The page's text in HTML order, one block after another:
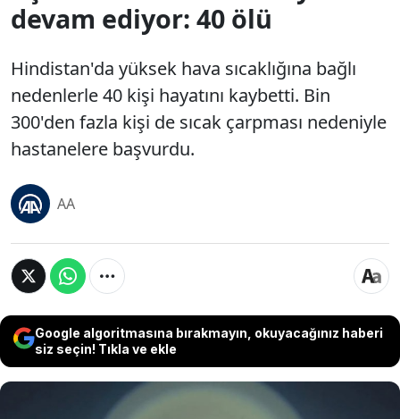
devam ediyor: 40 ölü
Hindistan'da yüksek hava sıcaklığına bağlı
nedenlerle 40 kişi hayatını kaybetti. Bin
300'den fazla kişi de sıcak çarpması nedeniyle
hastanelere başvurdu.
AA
Google algoritmasına bırakmayın, okuyacağınız haberi
siz seçin! Tıkla ve ekle